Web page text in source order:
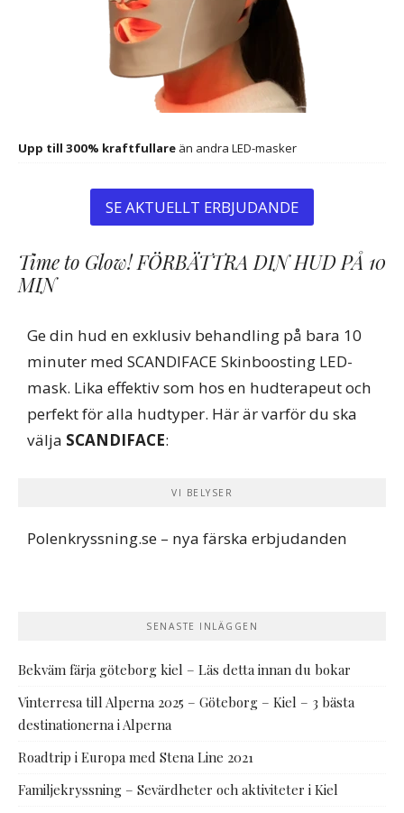
Upp till 300% kraftfullare än andra LED-masker
SE AKTUELLT ERBJUDANDE
Time to Glow! FÖRBÄTTRA DIN HUD PÅ 10
MIN
Ge din hud en exklusiv behandling på bara 10
minuter med SCANDIFACE Skinboosting LED-
mask. Lika effektiv som hos en hudterapeut och
perfekt för alla hudtyper. Här är varför du ska
välja SCANDIFACE:
VI BELYSER
Polenkryssning.se – nya färska erbjudanden
SENASTE INLÄGGEN
Bekväm färja göteborg kiel – Läs detta innan du bokar
Vinterresa till Alperna 2025 – Göteborg – Kiel – 3 bästa
destinationerna i Alperna
Roadtrip i Europa med Stena Line 2021
Familjekryssning – Sevärdheter och aktiviteter i Kiel